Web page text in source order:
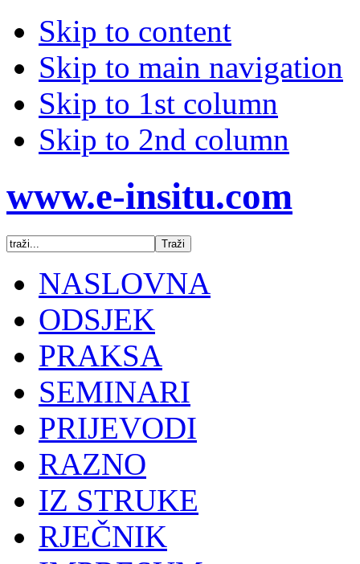
Skip to content
Skip to main navigation
Skip to 1st column
Skip to 2nd column
www.e-insitu.com
NASLOVNA
ODSJEK
PRAKSA
SEMINARI
PRIJEVODI
RAZNO
IZ STRUKE
RJEČNIK